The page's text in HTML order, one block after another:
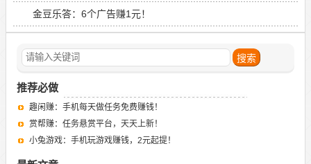
金豆乐答：6个广告赚1元！
推荐必做
趣闲赚：手机每天做任务免费赚钱！
赏帮赚：任务悬赏平台，天天上新！
小兔游戏：手机玩游戏赚钱，2元起提！